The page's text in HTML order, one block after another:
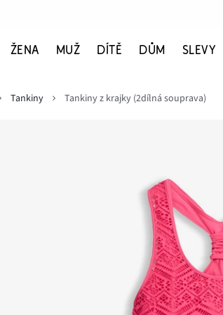
ŽENA MUŽ DÍTĚ DŮM SLEVY
Tankiny Tankiny z krajky (2dílná souprava)